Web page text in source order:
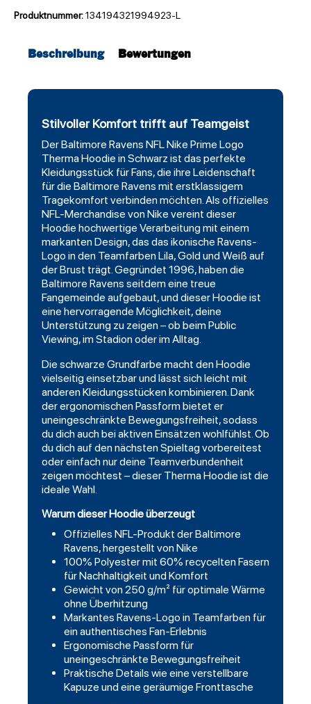
Produktnummer:134194321994923-L
Beschreibung Bewertungen
Stilvoller Komfort trifft auf Teamgeist
DerBaltimore Ravens NFL Nike Prime Logo
ThermaHoodie in Schwarz ist das perfekte
Kleidungsstück für Fans, die ihre Leidenschaft
für die Baltimore Ravens mit erstklassigem
Tragekomfort verbinden möchten. Als offizielles
NFL-Merchandise von Nike vereint dieser
Hoodie hochwertige Verarbeitung mit einem
markanten Design, das das ikonische Ravens-
Logo in den Teamfarben Lila, Gold und Weiß auf
der Brust trägt. Gegründet 1996, haben die
Baltimore Ravens seitdem eine treue
Fangemeinde aufgebaut, und dieser Hoodie ist
eine hervorragende Möglichkeit, deine
Unterstützung zu zeigen – ob beim Public
Viewing, im Stadion oder im Alltag.
Die schwarze Grundfarbe macht den Hoodie
vielseitig einsetzbar und lässt sich leicht mit
anderen Kleidungsstücken kombinieren. Dank
der ergonomischen Passform bietet er
uneingeschränkte Bewegungsfreiheit, sodass
du dich auch bei aktiven Einsätzen wohlfühlst. Ob
du dich auf den nächsten Spieltag vorbereitest
oder einfach nur deine Teamverbundenheit
zeigen möchtest – dieser Therma Hoodie ist die
ideale Wahl.
Warum dieser Hoodie überzeugt
Offizielles NFL-Produkt der Baltimore
Ravens, hergestellt von Nike
100% Polyester mit 60% recycelten Fasern
für Nachhaltigkeit und Komfort
Gewicht von 250 g/m² für optimale Wärme
ohne Überhitzung
Markantes Ravens-Logo in Teamfarben für
ein authentisches Fan-Erlebnis
Ergonomische Passform für
uneingeschränkte Bewegungsfreiheit
Praktische Details wie eine verstellbare
Kapuze und eine geräumige Fronttasche